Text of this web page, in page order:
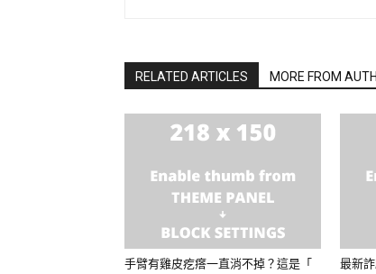
RELATED ARTICLES MORE FROM
手臂有雞皮疙瘩一直消不掉？這是「
最新